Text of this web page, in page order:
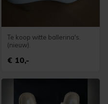
Te koop witte ballerina's.
(nieuw).
€ 10,-